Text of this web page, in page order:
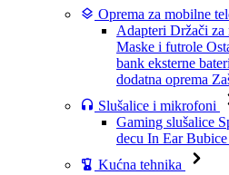
Oprema za mobilne
Adapteri Držači za
Maske i futrole
bank eksterne
dodatna oprema
Slušalice i mikrofoni
Gaming slušalice
decu In Ear Bubice
Kućna tehnika